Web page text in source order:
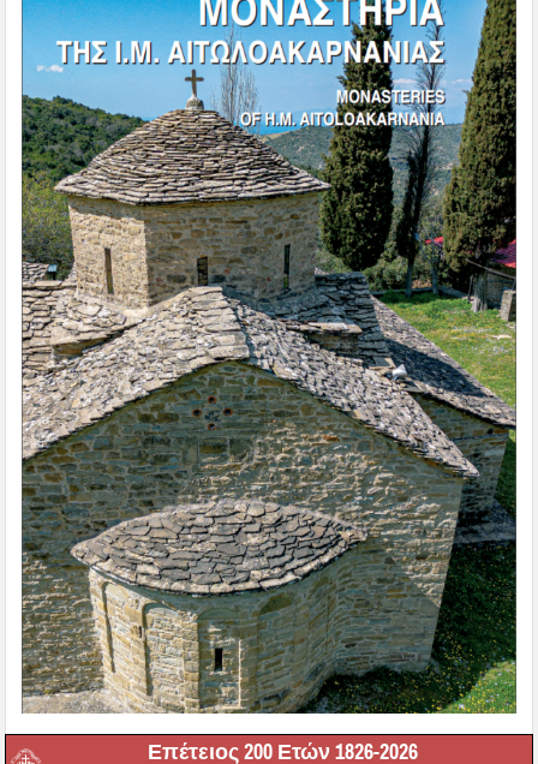
Επέτειος 200 Ετών 1826-2026